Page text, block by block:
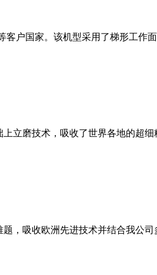
户国家。该机型采用了梯形工作
立磨技术，吸收了世界各地的超
，吸收欧洲先进技术并结合我公